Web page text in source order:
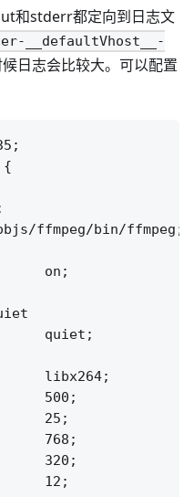
和stderr都定向到日志文
__defaultVhost__-
日志会比较大。可以配置
{
ffmpeg/bin/ffmpeg;
on;
quiet;
libx264;
500;
25;
768;
320;
12;